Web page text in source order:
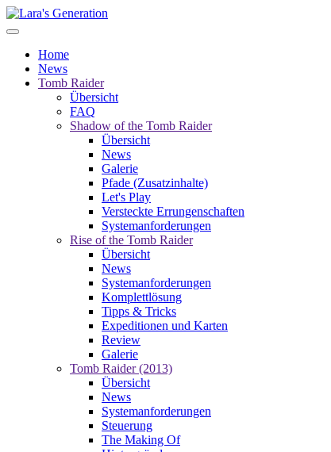
Home
News
Tomb Raider
Übersicht
FAQ
Shadow of the Tomb Raider
Übersicht
News
Galerie
Pfade (Zusatzinhalte)
Let's Play
Versteckte Errungenschaften
Systemanforderungen
Rise of the Tomb Raider
Übersicht
News
Systemanforderungen
Komplettlösung
Tipps & Tricks
Expeditionen und Karten
Review
Galerie
Tomb Raider (2013)
Übersicht
News
Systemanforderungen
Steuerung
The Making Of